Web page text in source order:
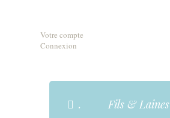
Votre compte
Connexion
.
Fils & Laines